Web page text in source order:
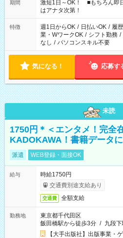
期間
激短1日～OK！ ■もちろん即
はアナタ次第！
特徴 週1日からOK / 日払いOK / 履
業・WワークOK / シフト勤務 /
なし / パソコンスキル不要
気になる！ 応募す
未読
1750円＊＜エンタメ！完全
KADOKAWA！書籍データ
派遣 WEB登録・面接OK
給与
時給1750円
交通費別途支給あり
交通費 全額支給
勤務地
東京都千代田区
飯田橋駅から徒歩3分 / 九段
【大手出版社】出版事業・